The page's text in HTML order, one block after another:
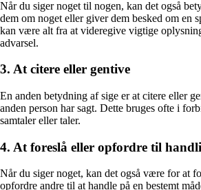
Når du siger noget til nogen, kan det også
dem om noget eller giver dem besked om en
kan være alt fra at videregive vigtige
advarsel.
3. At citere eller gentive
En anden betydning af sige er at citere eller
anden person har sagt. Dette bruges ofte i
samtaler eller taler.
4. At foreslå eller opfordre til
Når du siger noget, kan det også være for at
opfordre andre til at handle på en bestemt